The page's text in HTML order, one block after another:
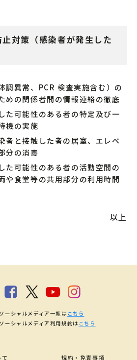
対策（感染者が発生した
調異常、PCR 検査実施含む）の
めの関係者間の情報連絡の徹底
た可能性のある者の特定及び一
機の実施
者と接触した者の居室、エレベ
分の消毒
た可能性のある者の活動空間の
や食堂等の共用部分の利用時間
以上
規約・免責事項
ーシャルメディア一覧は こちら
ーシャルメディア利用規約は こちら